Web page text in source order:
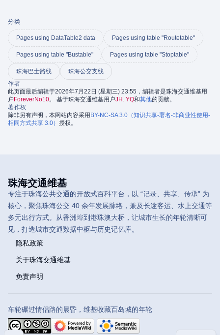
分类
Pages using DataTable2 data Pages using table "Routetable"
Pages using table "Bustable" Pages using table "Stoptable"
珠海巴士路线
珠海公交支线
作者
此页面最后编辑于2026年7月22日 (星期三) 23:55，编辑者是珠海交通维基用
户 ForeverNo10。 基于珠海交通维基用户JH. YQ和其他的贡献。
著作权
除非另有声明，本网站内容采用 BY-NC-SA 3.0（知识共享-署名-非商业性使用-
相同方式共享 3.0） 授权。
珠海交通维基
专注于珠海公共交通的开放式百科平台，以 “记录、共享、传承” 为
核心，聚焦珠海公交 40 余年发展脉络，兼及长途客运、水上交通等
多元出行方式。从香洲埠到港珠澳大桥，让城市生长的年轮清晰可
见，打造城市交通数据中枢与历史记忆库。
隐私政策
关于珠海交通维基
免责声明
车轮碾过情侣路的晨昏，维基收藏百岛城的年轮